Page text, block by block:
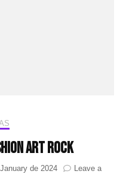
Art Rock
de 2024
Leave a